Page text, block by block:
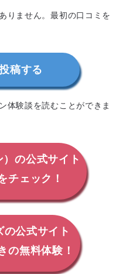
りません。最初の口コミを
稿する
体験談を読むことができま
の公式サイト
チェック！
公式サイト
の無料体験！